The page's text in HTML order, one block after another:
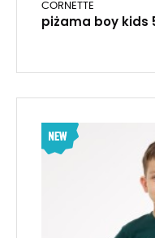
CORNETTE
piżama boy kids